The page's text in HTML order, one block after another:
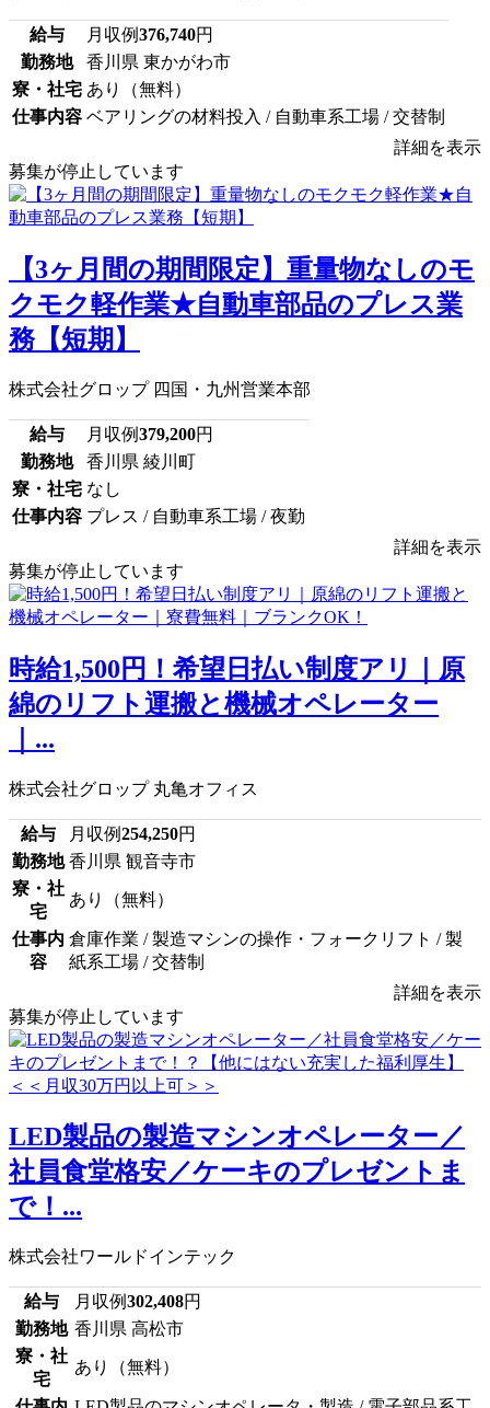
給与 月収例376,740円
勤務地
香川県 東かがわ市
寮・社宅 あり（無料）
仕事内容 ベアリングの材料投入 / 自動車系工場 / 交替制
詳細を表示
募集が停止しています
【3ヶ月間の期間限定】重量物なしのモ
クモク軽作業★自動車部品のプレス業
務【短期】
株式会社グロップ 四国・九州営業本部
給与 月収例379,200円
勤務地
香川県 綾川町
寮・社宅 なし
仕事内容 プレス / 自動車系工場 / 夜勤
詳細を表示
募集が停止しています
時給1,500円！希望日払い制度アリ｜原
綿のリフト運搬と機械オペレーター
｜...
株式会社グロップ 丸亀オフィス
給与 月収例254,250円
勤務地 香川県 観音寺市
寮・社
宅
あり（無料）
仕事内
容
倉庫作業 / 製造マシンの操作・フォークリフト / 製
紙系工場 / 交替制
詳細を表示
募集が停止しています
LED製品の製造マシンオペレーター／
社員食堂格安／ケーキのプレゼントま
で！...
株式会社ワールドインテック
給与 月収例302,408円
勤務地 香川県 高松市
寮・社
宅
あり（無料）